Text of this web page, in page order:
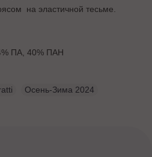
на эластичной тесьме.
ПА, 40% ПАН
Осень-Зима 2024